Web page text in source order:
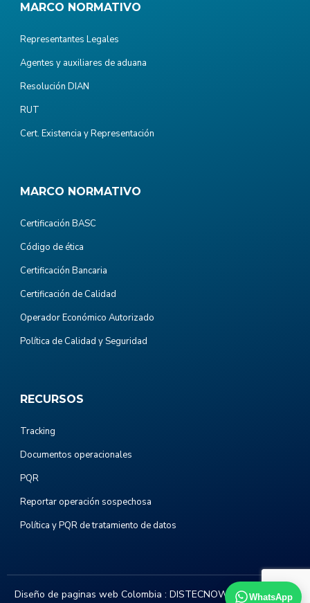
MARCO NORMATIVO
Representantes Legales
Agentes y auxiliares de aduana
Resolución DIAN
RUT
Cert. Existencia y Representación
MARCO NORMATIVO
Certificación BASC
Código de ética
Certificación Bancaria
Certificación de Calidad
Operador Económico Autorizado
Política de Calidad y Seguridad
RECURSOS
Tracking
Documentos operacionales
PQR
Reportar operación sospechosa
Política y PQR de tratamiento de datos
Diseño de paginas web Colombia : DISTECNOWEB.COM. Todos
WhatsApp